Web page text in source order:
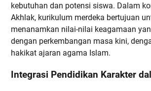
kebutuhan dan potensi siswa. Dalam
Akhlak, kurikulum merdeka bertujuan
menanamkan nilai-nilai keagamaan
dengan perkembangan masa kini,
hakikat ajaran agama Islam.
Integrasi Pendidikan Karakter